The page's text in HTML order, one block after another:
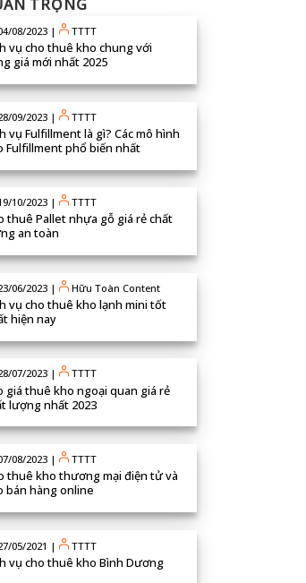
TRỌNG
08/2023 | TTTT
vụ cho thuê kho chung với
giá mới nhất 2025
09/2023 | TTTT
vụ Fulfillment là gì? Các mô hình
Fulfillment phổ biến nhất
10/2023 | TTTT
thuê Pallet nhựa gỗ giá rẻ chất
an toàn
06/2023 | Hữu Toàn Content
vụ cho thuê kho lạnh mini tốt
hiện nay
07/2023 | TTTT
giá thuê kho ngoại quan giá rẻ
lượng nhất 2023
08/2023 | TTTT
thuê kho thương mại điện tử và
bán hàng online
05/2021 | TTTT
vụ cho thuê kho Bình Dương